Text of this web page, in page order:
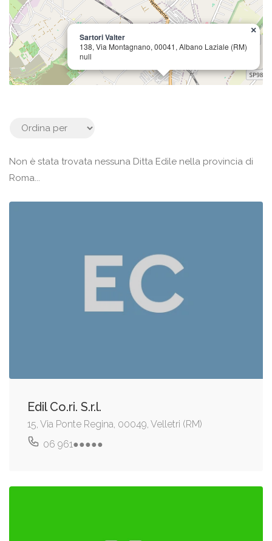
Sartori Valter
138, Via Montagnano, 00041, Albano Laziale (RM)
null
×
Non è stata trovata nessuna Ditta Edile nella provincia di
Roma...
Edil Co.ri. S.r.l.
15, Via Ponte Regina, 00049, Velletri (RM)
06 961●●●●●